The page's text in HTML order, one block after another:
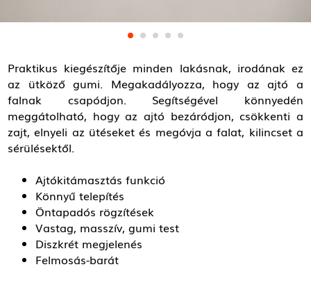
Praktikus kiegészítője minden lakásnak, irodának ez
az ütköző gumi. Megakadályozza, hogy az ajtó a
falnak csapódjon. Segítségével könnyedén
meggátolható, hogy az ajtó bezáródjon, csökkenti a
zajt, elnyeli az ütéseket és megóvja a falat, kilincset a
sérülésektől.
Ajtókitámasztás funkció
Könnyű telepítés
Öntapadós rögzítések
Vastag, masszív, gumi test
Diszkrét megjelenés
Felmosás-barát